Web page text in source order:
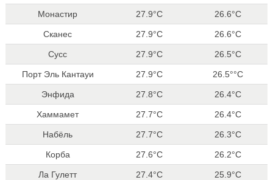
Монастир 27.9°C 26.6°C
Сканес 27.9°C 26.6°C
Сусс 27.9°C 26.5°C
Порт Эль Кантауи 27.9°C 26.5°°C
Энфида 27.8°C 26.4°C
Хаммамет 27.7°C 26.4°C
Набёль 27.7°C 26.3°C
Корба 27.6°C 26.2°C
Ла Гулетт 27.4°C 25.9°C